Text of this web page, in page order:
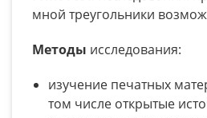
мной треугольники
Методы исследования:
изучение печатных
том числе открытые